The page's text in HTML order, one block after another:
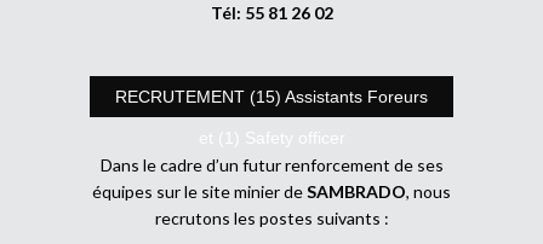
Tél: 55 81 26 02
RECRUTEMENT (15) Assistants Foreurs
et (1) Safety officer
Dans le cadre d’un futur renforcement de ses
équipes sur le site minier deSAMBRADO, nous
recrutons les postes suivants :